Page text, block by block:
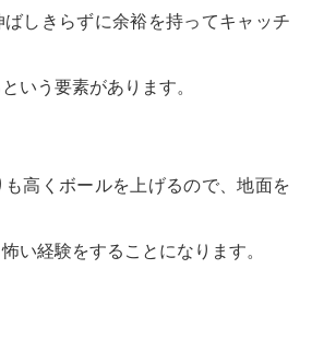
しきらずに余裕を持ってキャッチ
いう要素があります。
高くボールを上げるので、地面を
い経験をすることになります。